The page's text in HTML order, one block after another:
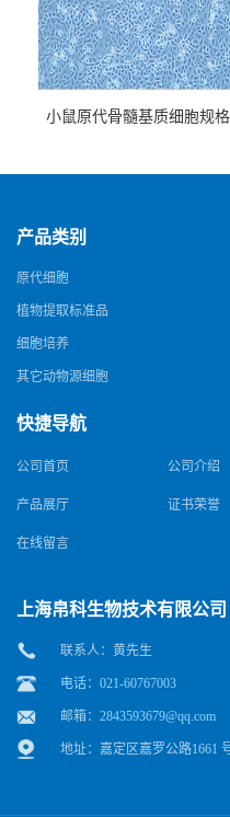
小鼠原代骨髓基质细胞规格
产品类别
原代细胞
植物提取标准品
细胞培养
其它动物源细胞
快捷导航
公司首页 公司介绍
产品展厅 证书荣誉
在线留言
上海帛科生物技术有限公司
联系人：黄先生
电话：021-60767003
邮箱： 2843593679@qq.com
地址：嘉定区嘉罗公路1661